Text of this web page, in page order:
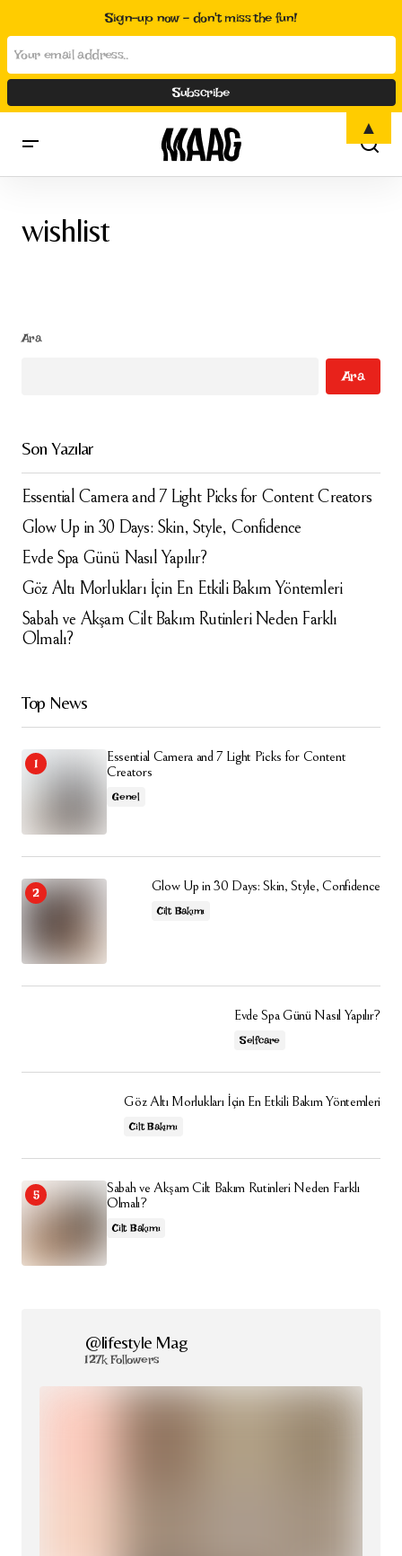
wishlist
Ara
Ara
Son Yazılar
Essential Camera and 7 Light Picks for Content Creators
Glow Up in 30 Days: Skin, Style, Confidence
Evde Spa Günü Nasıl Yapılır?
Göz Altı Morlukları İçin En Etkili Bakım Yöntemleri
Sabah ve Akşam Cilt Bakım Rutinleri Neden Farklı
Olmalı?
Top News
Essential Camera and 7 Light Picks for Content
Creators
Genel
Glow Up in 30 Days: Skin, Style, Confidence
Cilt Bakımı
Evde Spa Günü Nasıl Yapılır?
Selfcare
Göz Altı Morlukları İçin En Etkili Bakım Yöntemleri
Cilt Bakımı
Sabah ve Akşam Cilt Bakım Rutinleri Neden Farklı
Olmalı?
Cilt Bakımı
@lifestyle Mag
127k Followers
Sign-up now - don't miss the fun!
▲